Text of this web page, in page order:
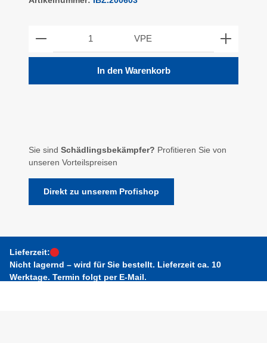
Produkt Anzahl: Gib den gewünschten Wert ein
VPE
In den Warenkorb
Sie sind Schädlingsbekämpfer? Profitieren Sie von
unseren Vorteilspreisen
Direkt zu unserem Profishop
Lieferzeit:
Nicht lagernd – wird für Sie bestellt. Lieferzeit ca. 10
Werktage. Termin folgt per E-Mail.